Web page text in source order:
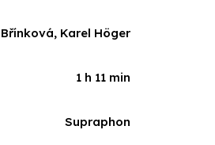
Karel Höger
1 h 11 min
Supraphon